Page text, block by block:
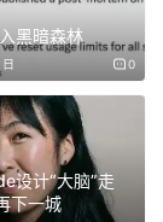
构支持每秒10
元，已通过香
币交易的“高
跨境支付）、
撑”，覆盖全
黑暗森林
0
设计“大脑”走
下一城